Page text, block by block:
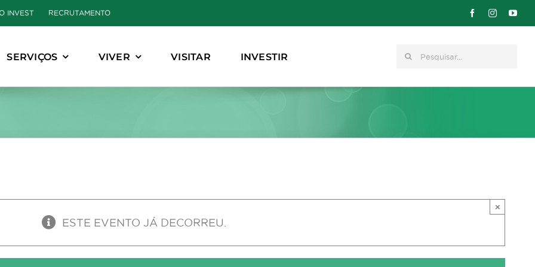
INVEST RECRUTAMENTO
SERVIÇOS VIVER VISITAR INVESTIR Pesquisar
ESTE EVENTO JÁ DECORREU.
×